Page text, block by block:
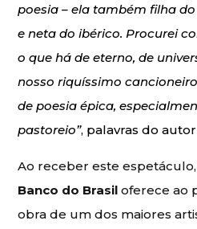
poesia – ela também filha
e neta do ibérico. Procurei
o que há de eterno, de
nosso riquíssimo
de poesia épica,
pastoreio”, palavras do
Ao receber este
Banco do Brasil oferece ao
obra de um dos maiores